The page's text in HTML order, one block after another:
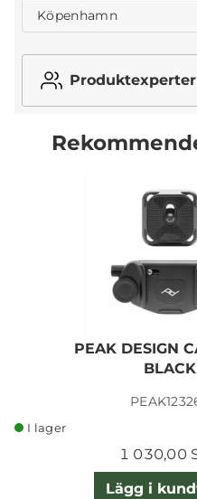
Köpenhamn
Produktexperter
PEAK DESIGN
BLACK
I lager
1 030,00
Lägg i